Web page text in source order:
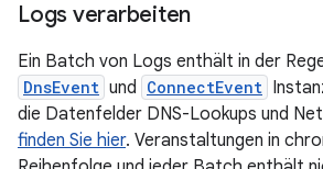
Logs verarbeiten
Ein Batch von Logs enthält in der
DnsEvent und ConnectEvent
die Datenfelder DNS-Lookups und
finden Sie hier. Veranstaltungen in